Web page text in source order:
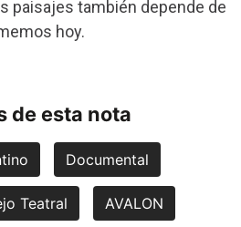
paisajes también depende de
hoy.
de esta nota
Documental
Teatral AVALON